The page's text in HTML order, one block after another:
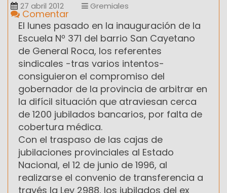
27 abril 2012 Gremiales
Comentar
El lunes pasado en la inauguración de la
Escuela Nº 371 del barrio San Cayetano
de General Roca, los referentes
sindicales -tras varios intentos-
consiguieron el compromiso del
gobernador de la provincia de arbitrar en
la difícil situación que atraviesan cerca
de 1200 jubilados bancarios, por falta de
cobertura médica.
Con el traspaso de las cajas de
jubilaciones provinciales al Estado
Nacional, el 12 de junio de 1996, al
realizarse el convenio de transferencia a
través la Ley 2988, los jubilados del ex